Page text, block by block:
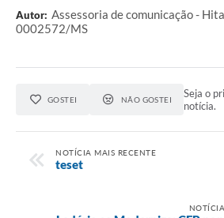
Autor: Assessoria de comunicação -
0002572/MS
GOSTEI NÃO GOSTEI
Seja o
notícia.
NOTÍCIA MAIS RECENTE
teset